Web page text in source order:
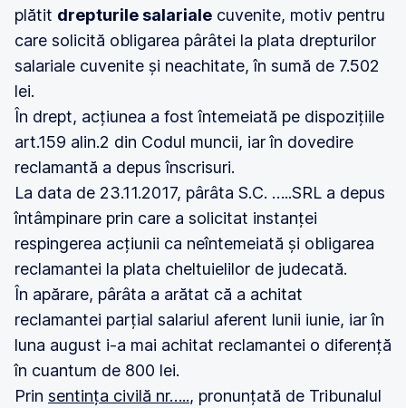
plătit drepturile salariale cuvenite, motiv pentru
care solicită obligarea pârâtei la plata drepturilor
salariale cuvenite și neachitate, în sumă de 7.502
lei.
În drept, acțiunea a fost întemeiată pe dispozițiile
art.159 alin.2 din Codul muncii, iar în dovedire
reclamantă a depus înscrisuri.
La data de 23.11.2017, pârâta S.C. …..SRL a depus
întâmpinare prin care a solicitat instanței
respingerea acțiunii ca neîntemeiată și obligarea
reclamantei la plata cheltuielilor de judecată.
În apărare, pârâta a arătat că a achitat
reclamantei parțial salariul aferent lunii iunie, iar în
luna august i-a mai achitat reclamantei o diferență
în cuantum de 800 lei.
Prin sentința civilă nr….., pronunțată de Tribunalul